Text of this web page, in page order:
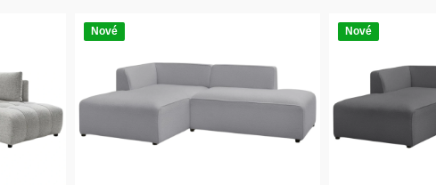
Nové Nové